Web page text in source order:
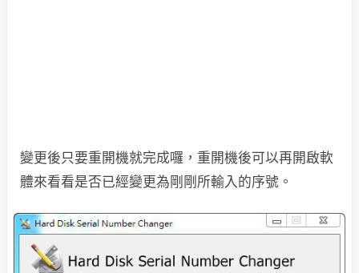
變更後只要重開機就完成囉，重開機後可以再開啟軟
體來看看是否已經變更為剛剛所輸入的序號。